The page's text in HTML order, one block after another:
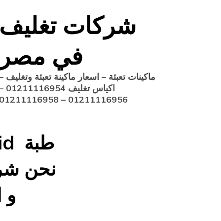
شركات تغليف
في مصر
ماكينات تعبئة – اسعار ماكينة تعبئة وتغليف
اكياس
01211116956 – 01211116958
نحن
و